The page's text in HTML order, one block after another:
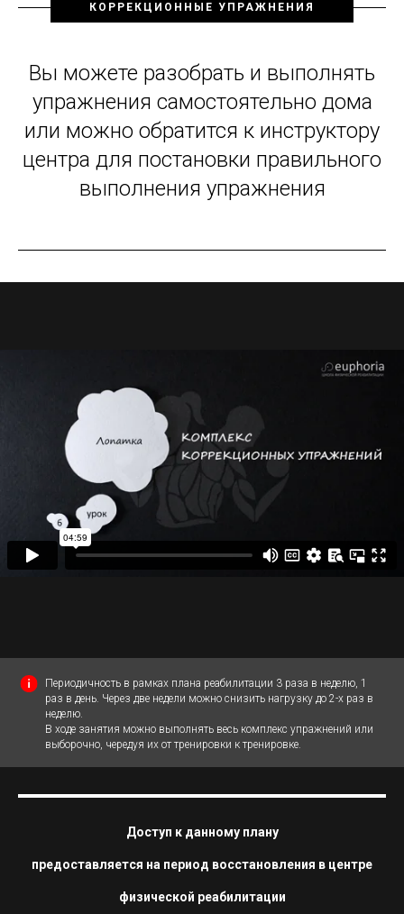
КОРРЕКЦИОННЫЕ УПРАЖНЕНИЯ
Вы можете разобрать и выполнять
упражнения самостоятельно дома
или можно обратится к инструктору
центра для постановки правильного
выполнения упражнения
Периодичность в рамках плана реабилитации 3 раза в неделю, 1
раз в день. Через две недели можно снизить нагрузку до 2-х раз в
неделю.
В ходе занятия можно выполнять весь комплекс упражнений или
выборочно, чередуя их от тренировки к тренировке.
Доступ к данному плану
предоставляется на период восстановления в центре
физической реабилитации